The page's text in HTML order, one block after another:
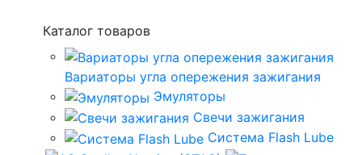
Каталог товаров
Вариаторы угла опережения зажигания
Эмуляторы
Свечи зажигания
Система Flash Lube